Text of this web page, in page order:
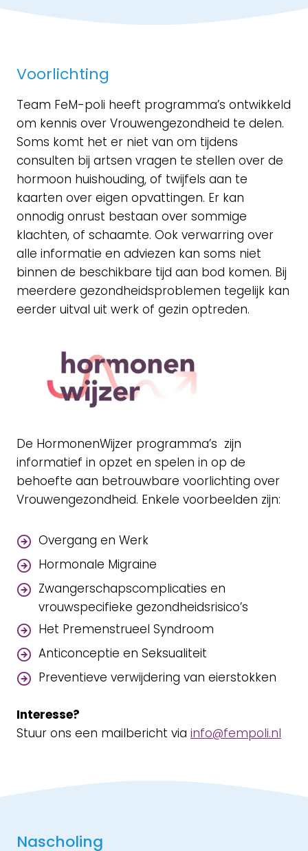
Voorlichting
Team FeM-poli heeft programma’s ontwikkeld
om kennis over Vrouwengezondheid te delen.
Soms komt het er niet van om tijdens
consulten bij artsen vragen te stellen over de
hormoon huishouding, of twijfels aan te
kaarten over eigen opvattingen. Er kan
onnodig onrust bestaan over sommige
klachten, of schaamte. Ook verwarring over
alle informatie en adviezen kan soms niet
binnen de beschikbare tijd aan bod komen. Bij
meerdere gezondheidsproblemen tegelijk kan
eerder uitval uit werk of gezin optreden.
De HormonenWijzer programma’s zijn
informatief in opzet en spelen in op de
behoefte aan betrouwbare voorlichting over
Vrouwengezondheid. Enkele voorbeelden zijn:
Overgang en Werk
Hormonale Migraine
Zwangerschapscomplicaties en
vrouwspecifieke gezondheidsrisico’s
Het Premenstrueel Syndroom
Anticonceptie en Seksualiteit
Preventieve verwijdering van eierstokken
Interesse?
Stuur ons een mailbericht via info@fempoli.nl
Nascholing